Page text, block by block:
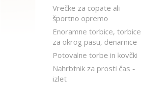
Vrečke za copate ali
športno opremo
Enoramne torbice, torbice
za okrog pasu, denarnice
Potovalne torbe in kovčki
Nahrbtnik za prosti čas -
izlet